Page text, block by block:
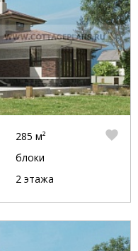
285 м²
блоки
2 этажа